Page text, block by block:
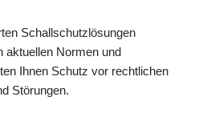
Schallschutzlösungen
aktuellen Normen und
Ihnen Schutz vor rechtlichen
Störungen.